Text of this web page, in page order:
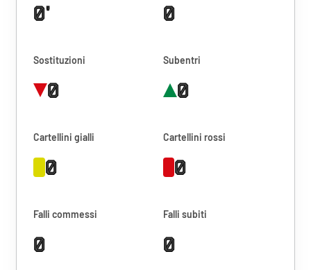
0' 0
Sostituzioni
0
Subentri
0
Cartellini gialli
0
Cartellini rossi
0
Falli commessi
0
Falli subiti
0